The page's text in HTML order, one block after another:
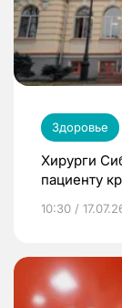
Здоровье
Хирурги
пациенту
10:30 /